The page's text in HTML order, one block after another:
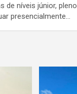
de níveis júnior, pleno
presencialmente…